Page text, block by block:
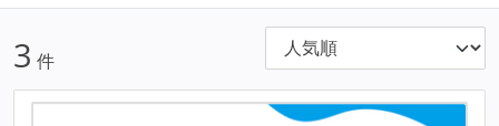
3 件